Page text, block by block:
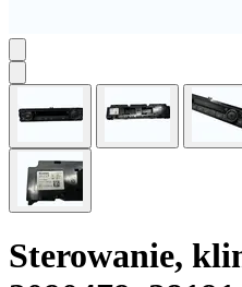
Sterowanie,